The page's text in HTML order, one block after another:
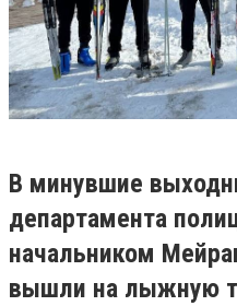
В минувшие
департамента
начальником
вышли на лыжную